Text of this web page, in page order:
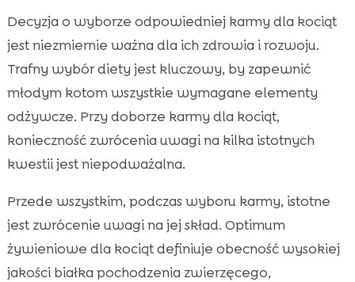
Decyzja o wyborze odpowiedniej karmy dla kociąt
jest niezmiernie ważna dla ich zdrowia i rozwoju.
Trafny wybór diety jest kluczowy, by zapewnić
młodym kotom wszystkie wymagane elementy
odżywcze. Przy doborze karmy dla kociąt,
konieczność zwrócenia uwagi na kilka istotnych
kwestii jest niepodważalna.
Przede wszystkim, podczas wyboru karmy, istotne
jest zwrócenie uwagi na jej skład. Optimum
żywieniowe dla kociąt definiuje obecność wysokiej
jakości białka pochodzenia zwierzęcego,